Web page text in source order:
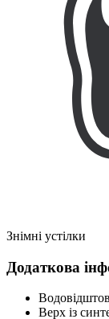
Знімні устілки
Додаткова
Верх із